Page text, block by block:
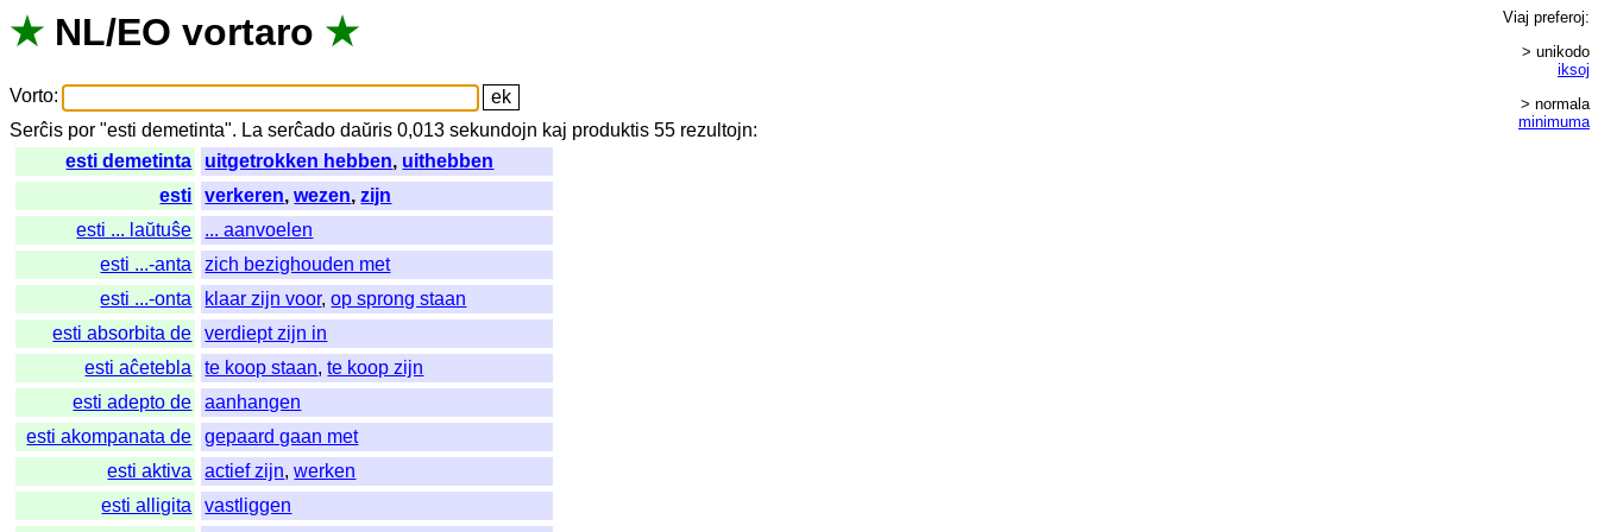
★ NL/EO vortaro ★
Vorto:
Serĉis por "esti demetinta". La serĉado daŭris 0,013sekundojn kaj produktis 55 rezultojn:
esti demetinta
uitgetrokken hebben, uithebben
esti
verkeren,wezen,zijn
esti ... laŭtuŝe
... aanvoelen
esti ...-anta
zich bezighouden met
esti ...-onta
klaar zijn voor,op sprong staan
esti absorbita de
verdiept zijn in
esti aĉetebla
te koop staan,te koop zijn
esti adepto de
aanhangen
esti akompanata de
gepaard gaan met
esti aktiva
actief zijn,werken
esti alligita
vastliggen
Viaj preferoj:
> unikodo
iksoj
> normala
minimuma